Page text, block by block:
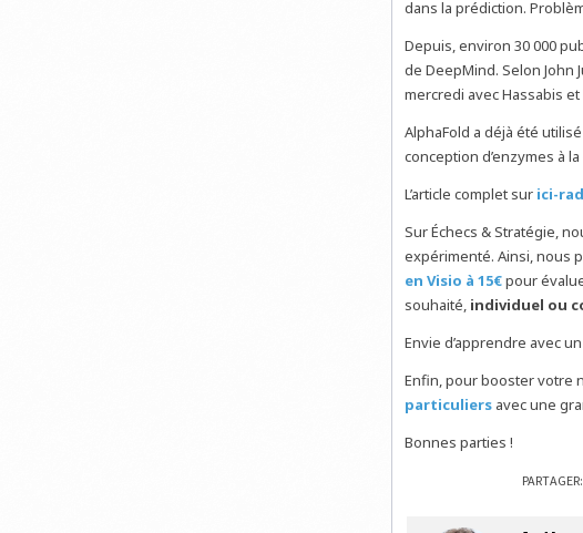
dans la prédiction.
Depuis, environ 30 000
de DeepMind. Selon John
mercredi avec Hassabis
AlphaFold a déjà été
conception d’enzymes à
L’article complet sur ici-
Sur Échecs & Stratégie,
expérimenté. Ainsi, nous
en Visio à 15€pour
souhaité, individuel ou
Envie d’apprendre avec
Enfin, pour booster votre
particuliersavec une
Bonnes parties !
PARTAGER: